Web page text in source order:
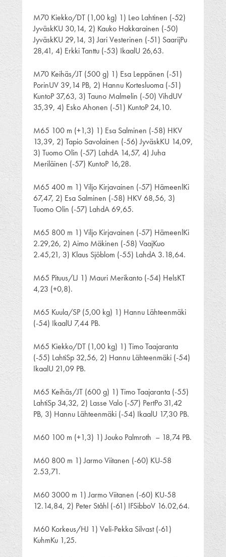
M70 Kiekko/DT (1,00 kg) 1) Leo Lahtinen (-52)
JyväskKU 30,14, 2) Kauko Hakkarainen (-50)
JyväskKU 29,14, 3) Jari Vesterinen (-51) SaarijPu
28,41, 4) Erkki Tanttu (-53) IkaalU 26,63.
M70 Keihäs/JT (500 g) 1) Esa Leppänen (-51)
PorinUV 39,14 PB, 2) Hannu Kortesluoma (-51)
KuntoP 37,63, 3) Tauno Malmelin (-50) VihdUV
35,39, 4) Esko Ahonen (-51) KuntoP 24,10.
M65 100 m (+1,3) 1) Esa Salminen (-58) HKV
13,39, 2) Tapio Savolainen (-56) JyväskKU 14,09,
3) Tuomo Olin (-57) LahdA 14,57, 4) Juha
Meriläinen (-57) KuntoP 16,28.
M65 400 m 1) Viljo Kirjavainen (-57) HämeenlKi
67,47, 2) Esa Salminen (-58) HKV 68,56, 3)
Tuomo Olin (-57) LahdA 69,65.
M65 800 m 1) Viljo Kirjavainen (-57) HämeenlKi
2.29,26, 2) Aimo Mäkinen (-58) VaajKuo
2.45,21, 3) Klaus Sjöblom (-55) LahdA 3.18,64.
M65 Pituus/LJ 1) Mauri Merikanto (-54) HelsKT
4,23 (+0,8).
M65 Kuula/SP (5,00 kg) 1) Hannu Lähteenmäki
(-54) IkaalU 7,44 PB.
M65 Kiekko/DT (1,00 kg) 1) Timo Taajaranta
(-55) LahtiSp 32,56, 2) Hannu Lähteenmäki (-54)
IkaalU 21,09 PB.
M65 Keihäs/JT (600 g) 1) Timo Taajaranta (-55)
LahtiSp 34,32, 2) Lasse Valo (-57) PertPo 31,42
PB, 3) Hannu Lähteenmäki (-54) IkaalU 17,30 PB.
M60 100 m (+1,3) 1) Jouko Palmroth – 18,74 PB.
M60 800 m 1) Jarmo Viitanen (-60) KU-58
2.53,71.
M60 3000 m 1) Jarmo Viitanen (-60) KU-58
12.14,84, 2) Peter Ståhl (-61) IFSibboV 16.02,64.
M60 Korkeus/HJ 1) Veli-Pekka Silvast (-61)
KuhmKu 1,25.